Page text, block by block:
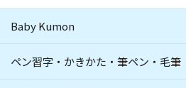
Baby Kumon
ペン習字・かきかた・筆ペン・毛筆